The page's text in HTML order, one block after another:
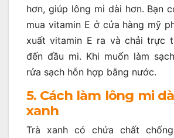
hơn, giúp lông mi dài hơn. Bạn
mua vitamin E ở cửa hàng mỹ
xuất vitamin E ra và chải trực
đến đầu mi. Khi muốn làm
rửa sạch hỗn hợp bằng nước.
5. Cách làm lông mi
xanh
Trà xanh có chứa chất